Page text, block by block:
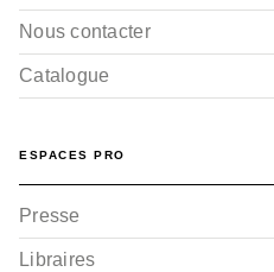
Nous contacter
Catalogue
ESPACES PRO
Presse
Libraires